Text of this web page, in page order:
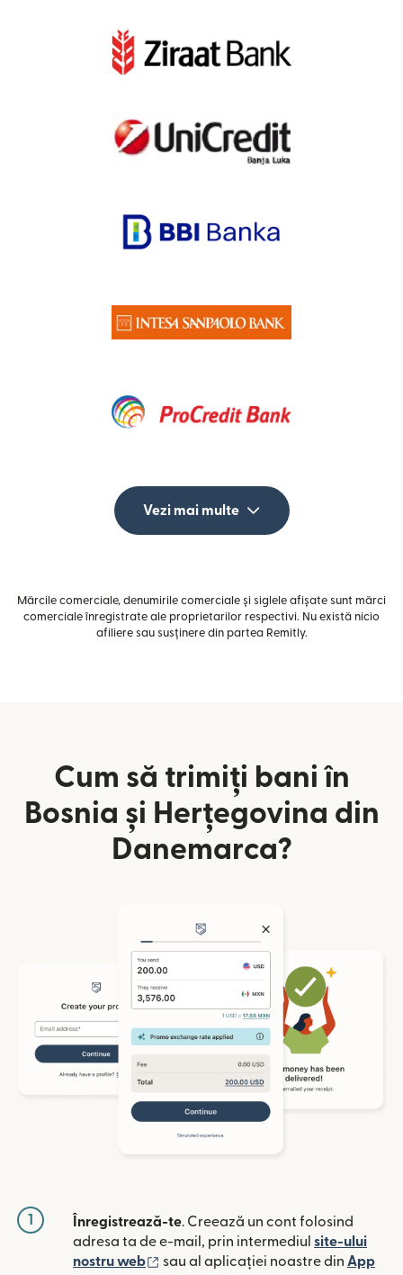
Vezi mai multe
Mărcile comerciale, denumirile comerciale și siglele afișate sunt mărci
comerciale înregistrate ale proprietarilor respectivi. Nu există nicio
afiliere sau susținere din partea Remitly.
Cum să trimiți bani în
Bosnia și Herțegovina din
Danemarca?
1 Înregistrează-te. Creează un cont folosind
adresa ta de e-mail, prin intermediul site-ului
nostru web
(se deschide într-o fereastră nouă)
sau al aplicației noastre din App